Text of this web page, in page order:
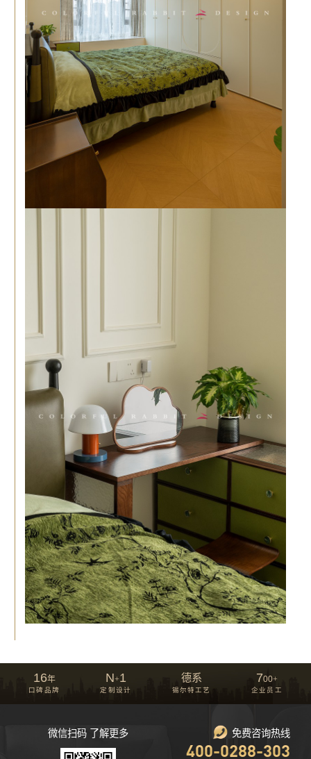
16年
口碑品牌
N+1
定制设计
德系
锡尔特工艺
700+
企业员工
微信扫码 了解更多 免费咨询热线
400-0288-303